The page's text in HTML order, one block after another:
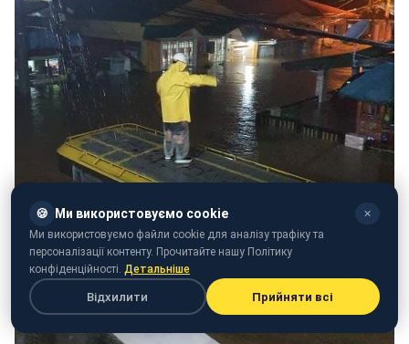
🍪 Ми використовуємо cookie ✕
Ми використовуємо файли cookie для аналізу трафіку та
персоналізації контенту. Прочитайте нашу Політику
конфіденційності. Детальніше
Відхилити Прийняти всі